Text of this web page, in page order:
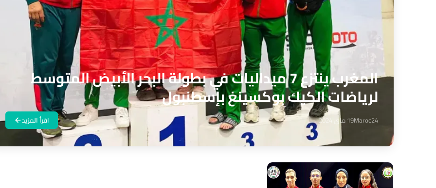
المغرب ينتزع 7 ميداليات في بطولة البحر الأبيض المتوسط
لرياضات الكيك بوكسينغ بإسطنبول
Maroc2419 ماي 2024 اقرأ المزيد